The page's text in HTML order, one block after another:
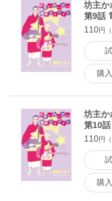
坊主か
第9話
110円
購
坊主か
第10
110円
購